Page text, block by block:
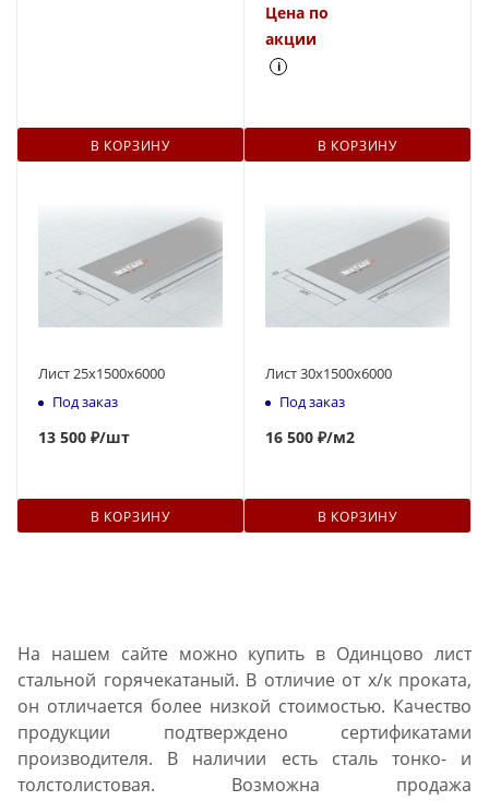
В КОРЗИНУ
Цена по
акции
i
В КОРЗИНУ
Лист 25х1500х6000
Под заказ
13 500 ₽/шт
В КОРЗИНУ
Лист 30х1500х6000
Под заказ
16 500 ₽/м2
В КОРЗИНУ
На нашем сайте можно купить в Одинцово лист
стальной горячекатаный. В отличие от х/к проката,
он отличается более низкой стоимостью. Качество
продукции подтверждено сертификатами
производителя. В наличии есть сталь тонко- и
толстолистовая. Возможна продажа